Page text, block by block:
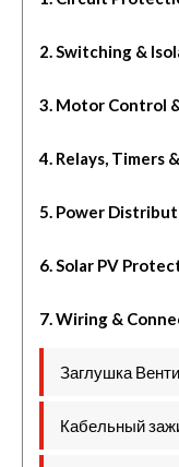
2. Switching &
3. Motor Control
4. Relays, Timers
5. Power
6. Solar PV
7. Wiring &
Заглушка
Кабельный